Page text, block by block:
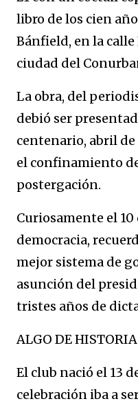
libro de los cien
Bánfield, en la calle
ciudad del
La obra, del
debió ser
centenario, abril
el confinamiento
postergación.
Curiosamente el
democracia,
mejor sistema de
asunción del
tristes años de
ALGO DE HISTORIA
El club nació el 13
celebración iba a